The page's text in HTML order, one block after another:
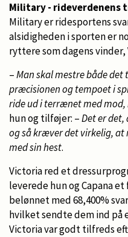
Military - rideverdenens
Military er ridesportens
alsidigheden i sporten er
ryttere som dagens
–Man skal mestre både det
præcisionen og tempoet i
ride ud i terrænet med
hun og tilføjer: –Det er
og så kræver det virkelig,
med sin hest.
Victoria red et
leverede hun og Capana
belønnet med 68,400%
hvilket sendte dem ind på
Victoria var godt tilfreds